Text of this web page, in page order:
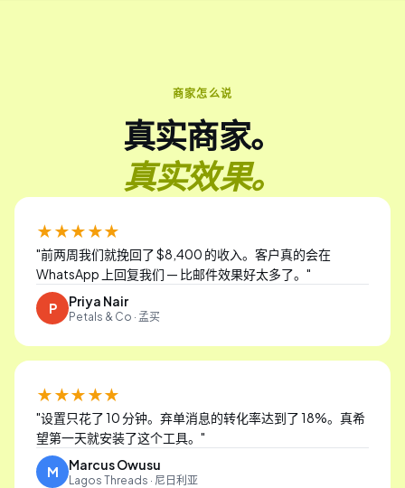
商家怎么说
真实商家。
真实效果。
★★★★★
"前两周我们就挽回了 $8,400 的收入。客户真的会在
WhatsApp 上回复我们 — 比邮件效果好太多了。 "
P Priya Nair
Petals & Co · 孟买
★★★★★
"设置只花了 10 分钟。弃单消息的转化率达到了 18%。真希
望第一天就安装了这个工具。 "
M Marcus Owusu
Lagos Threads · 尼日利亚